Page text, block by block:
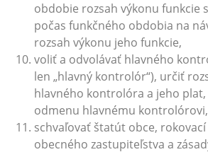
obdobie rozsah výkonu funkcie
počas funkčného obdobia na
rozsah výkonu jeho funkcie,
voliť a odvolávať hlavného
len „hlavný kontrolór“), určiť
hlavného kontrolóra a jeho
odmenu hlavnému kontrolórovi,
schvaľovať štatút obce,
obecného zastupiteľstva a